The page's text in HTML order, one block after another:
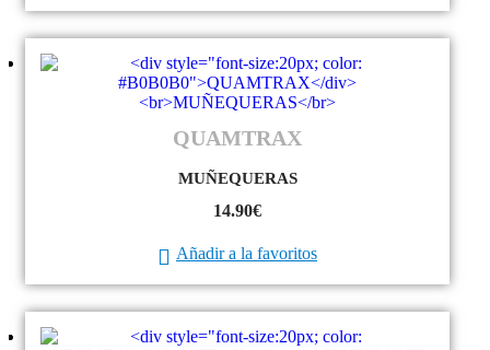
QUAMTRAX
MUÑEQUERAS
14.90€
Añadir a la favoritos